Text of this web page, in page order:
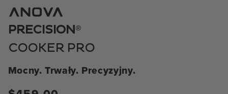
w
modalnym
PRECISION®
COOKER PRO
Mocny. Trwały. Precyzyjny.